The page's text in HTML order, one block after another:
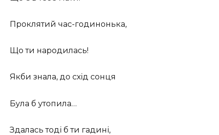
Проклятий час-годинонька,
Що ти народилась!
Якби знала, до схід сонця
Була б утопила…
Здалась тоді б ти гадині,